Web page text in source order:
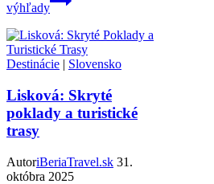
výhľady
Destinácie | Slovensko
Lisková: Skryté
poklady a turistické
trasy
AutoriBeriaTravel.sk 31.
októbra 2025